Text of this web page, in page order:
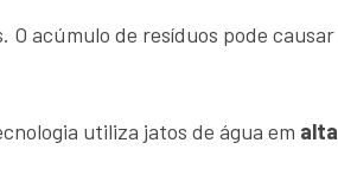
acúmulo de resíduos pode causar
utiliza jatos de água em alta